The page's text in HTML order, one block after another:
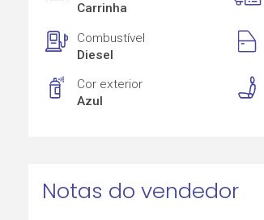
Carrinha
Combustível
Diesel
Cor exterior
Azul
Notas do vendedor